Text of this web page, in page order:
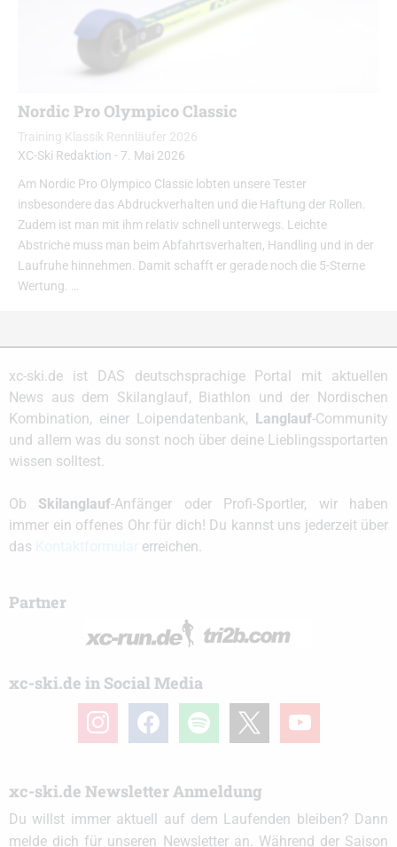
Nordic Pro Olympico Classic
Training Klassik Rennläufer 2026
XC-Ski Redaktion - 7. Mai 2026
Am Nordic Pro Olympico Classic lobten unsere Tester
insbesondere das Abdruckverhalten und die Haftung der Rollen.
Zudem ist man mit ihm relativ schnell unterwegs. Leichte
Abstriche muss man beim Abfahrtsverhalten, Handling und in der
Laufruhe hinnehmen. Damit schafft er gerade noch die 5-Sterne
Wertung. …
xc-ski.de ist DAS deutschsprachige Portal mit aktuellen
News aus dem Skilanglauf, Biathlon und der Nordischen
Kombination, einer Loipendatenbank,
Langlauf-Community
und allem was du sonst noch über deine Lieblingssportarten
wissen solltest.
Ob Skilanglauf-Anfänger oder Profi-Sportler, wir haben
immer ein offenes Ohr für dich! Du kannst uns jederzeit über
das
erreichen.
Partner
xc-ski.de in Social Media
instagramfacebook spotify youtube
xc-ski.de Newsletter Anmeldung
Du willst immer aktuell auf dem Laufenden bleiben? Dann
melde dich für unseren Newsletter an. Während der Saison